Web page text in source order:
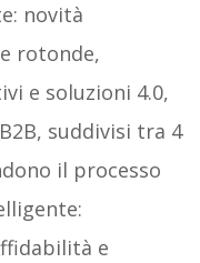
novità
rotonde,
e soluzioni 4.0,
suddivisi tra 4
il processo
e